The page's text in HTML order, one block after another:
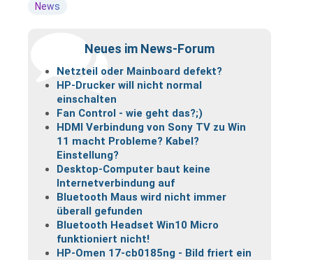
News
Neues im News-Forum
Netzteil oder Mainboard defekt?
HP-Drucker will nicht normal
einschalten
Fan Control - wie geht das?;)
HDMI Verbindung von Sony TV zu Win
11 macht Probleme? Kabel?
Einstellung?
Desktop-Computer baut keine
Internetverbindung auf
Bluetooth Maus wird nicht immer
überall gefunden
Bluetooth Headset Win10 Micro
funktioniert nicht!
HP-Omen 17-cb0185ng - Bild friert ein